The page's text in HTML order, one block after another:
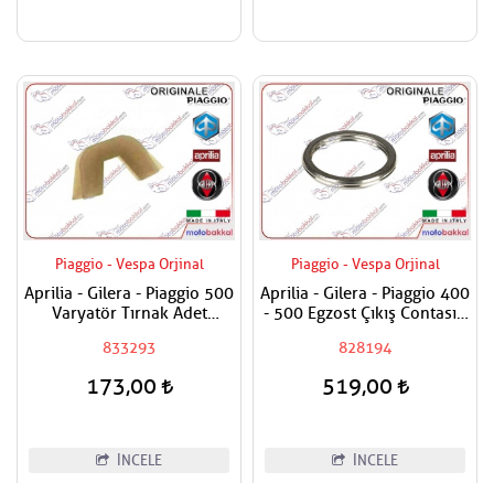
Piaggio - Vespa Orjinal
Aprilia - Gilera - Piaggio 500
Varyatör Tırnak Adet
833293
173,00
İNCELE
Piaggio - Vespa Orjinal
Aprilia - Gilera - Piaggio 400
- 500 Egzost Çıkış Contası -
828194
519,00
İNCELE